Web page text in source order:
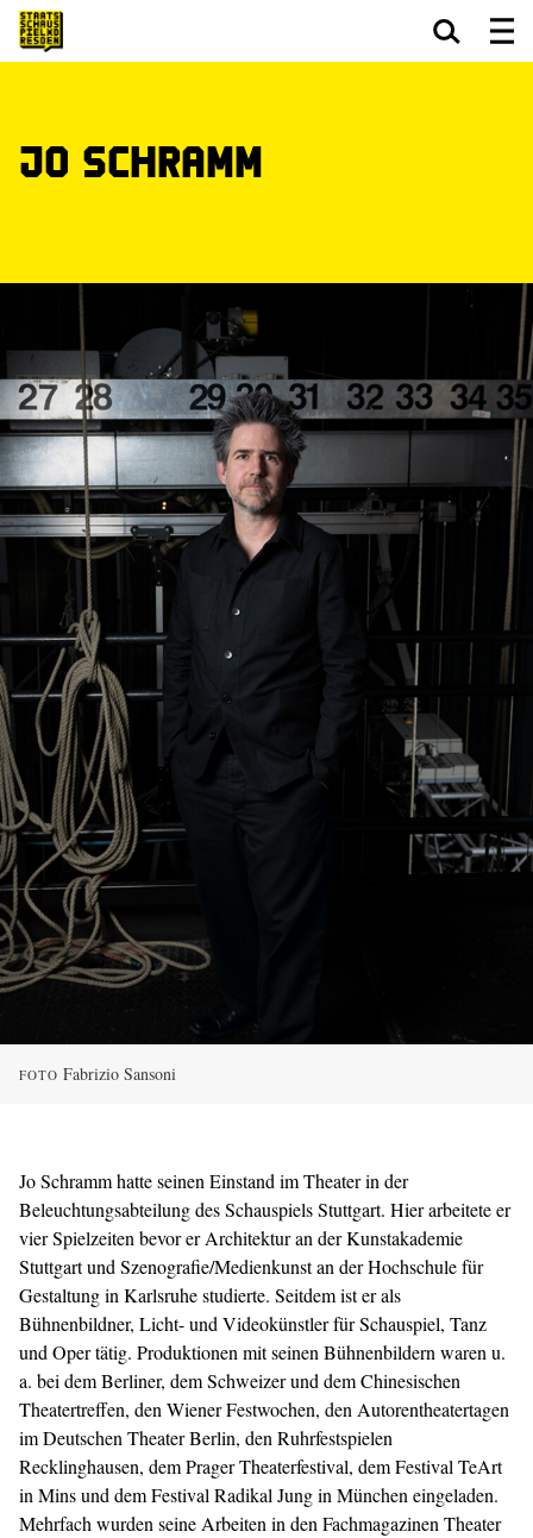
Jo Schramm
FOTO Fabrizio Sansoni
Jo Schramm hatte seinen Einstand im Theater in der
Beleuchtungsabteilung des Schauspiels Stuttgart. Hier arbeitete er
vier Spielzeiten bevor er Architektur an der Kunstakademie
Stuttgart und Szenografie/Medienkunst an der Hochschule für
Gestaltung in Karlsruhe studierte. Seitdem ist er als
Bühnenbildner, Licht- und Videokünstler für Schauspiel, Tanz
und Oper tätig. Produktionen mit seinen Bühnenbildern waren u.
a. bei dem Berliner, dem Schweizer und dem Chinesischen
Theatertreffen, den Wiener Festwochen, den Autorentheatertagen
im Deutschen Theater Berlin, den Ruhrfestspielen
Recklinghausen, dem Prager Theaterfestival, dem Festival TeArt
in Mins und dem Festival Radikal Jung in München eingeladen.
Mehrfach wurden seine Arbeiten in den Fachmagazinen Theater